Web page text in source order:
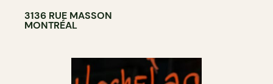
3136 RUE MASSON
MONTRÉAL